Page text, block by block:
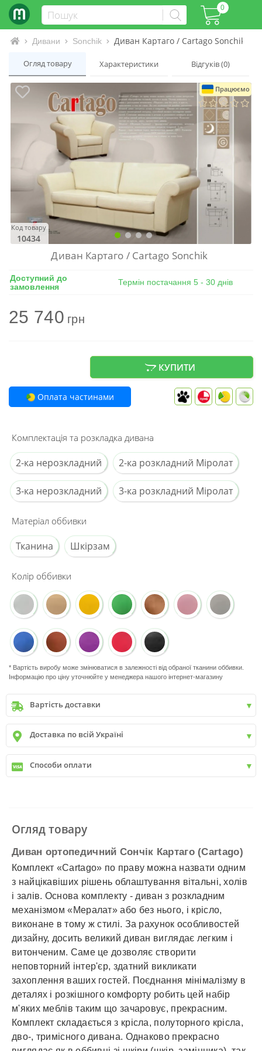
0
Інтернет-магазин матраців та ліжок
Дивани Sonchik Диван Картаго / Cartago Sonchik
Огляд товару Характеристики Відгуків (0)
Працюємо
Код товару
10434
Диван Картаго / Cartago Sonchik
Доступний до
замовлення
Термін постачання 5 - 30 днів
25 740грн
КУПИТИ
Оплата частинами
Комплектація та розкладка дивана
2-ка нерозкладний 2-ка розкладний Міролат
3-ка нерозкладний 3-ка розкладний Міролат
Матеріал оббивки
Тканина Шкірзам
Колір оббивки
* Вартість виробу може змінюватися в залежності від обраної тканини оббивки.
Інформацію про ціну уточнюйте у менеджера нашого інтернет-магазину
Вартість доставки
Київдо9999 грн. -400 грн.
Київвід9999 грн - БЕЗКОШТОВНО
Київ передмістя +30 грн\км
Доставка по всій Україні
✓Нова пошта
✓Делівері
✓Автолюкс
Способи оплати
✓ Детальніше
Огляд товару
Диван ортопедичний Сончік Картаго (Cartago)
Комплект «Cartago» по праву можна назвати одним
з найцікавіших рішень облаштування вітальні, холів
і залів. Основа комплекту - диван з розкладним
механізмом «Мералат» або без нього, і крісло,
виконане в тому ж стилі. За рахунок особливостей
дизайну, досить великий диван виглядає легким і
витонченим. Саме це дозволяє створити
неповторний інтер'єр, здатний викликати
захоплення ваших гостей. Поєднання мінімалізму в
деталях і розкішного комфорту робить цей набір
м'яких меблів таким що зачаровує, прекрасним.
Комплект складається з крісла, полуторного крісла,
дво-, тримісного дивана. Однаково прекрасно